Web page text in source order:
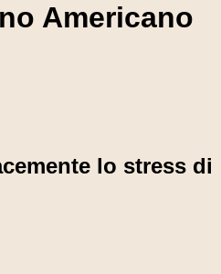
Americano
lo stress di